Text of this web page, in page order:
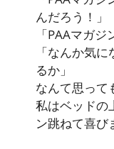
んだろう！」
「PAAマガ
「なんか気
るか」
なんて思って
私はベッドの
ン跳ねて喜び